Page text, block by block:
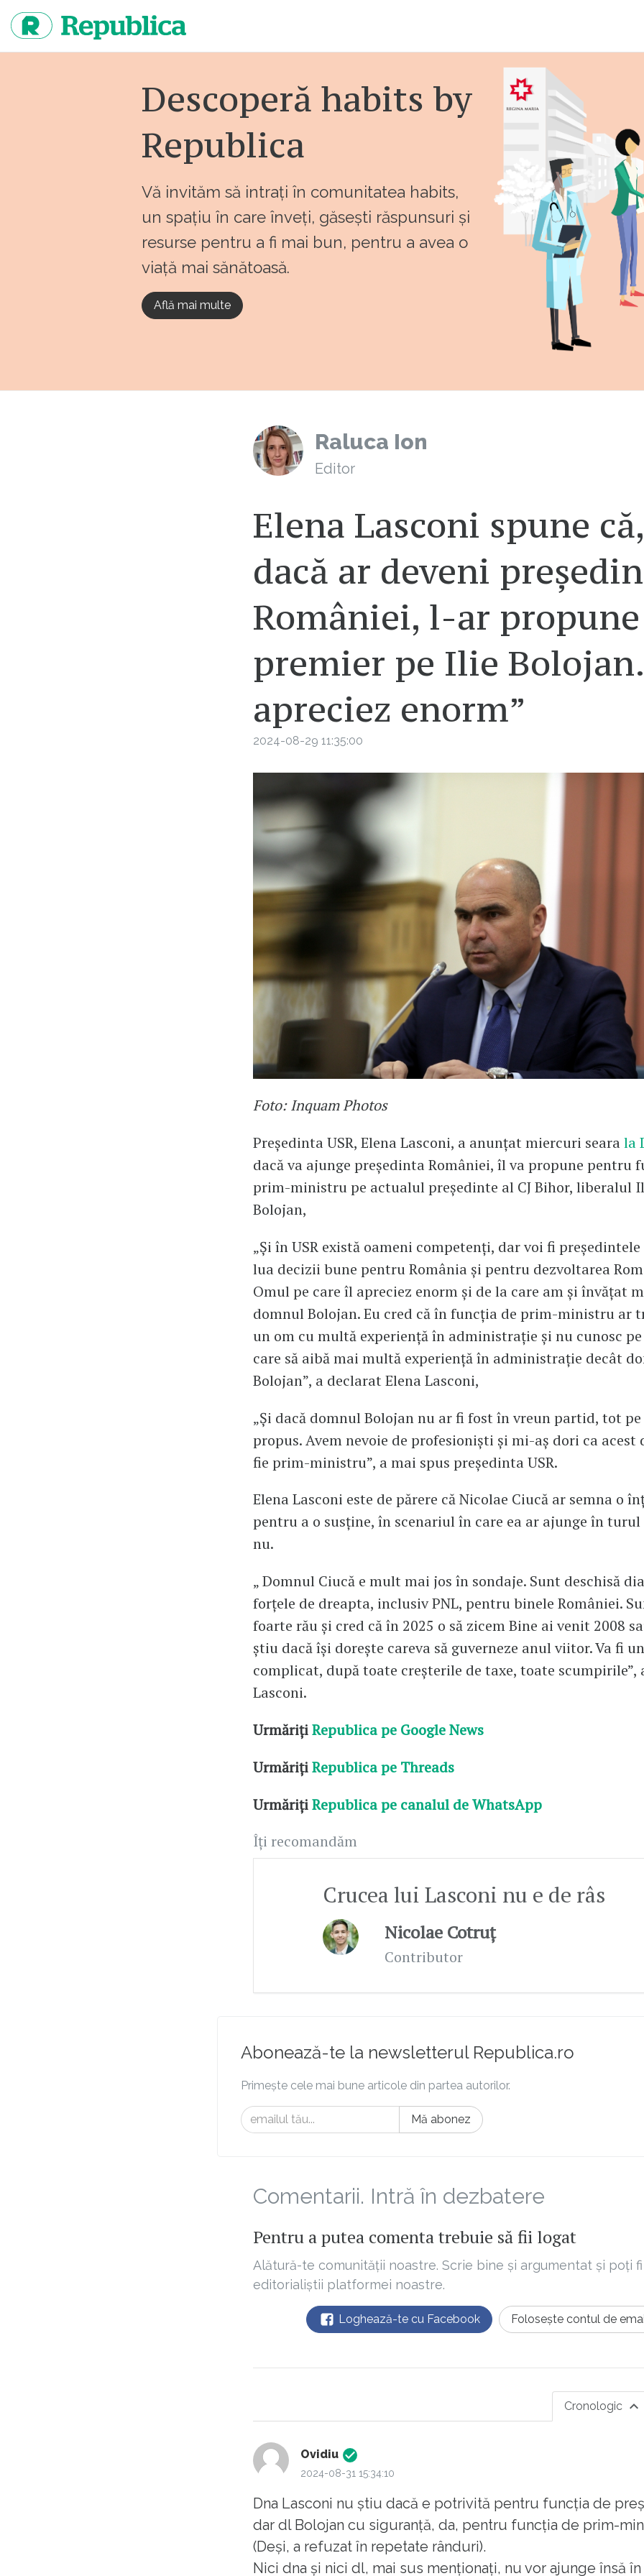
continut
Descoperă habits by
Republica
Vă invităm să intrați în comunitatea habits,
un spațiu în care înveți, găsești răspunsuri și
resurse pentru a fi mai bun, pentru a avea o
viață mai sănătoasă.
Află mai multe
Raluca Ion
Editor
Elena Lasconi spune că,
dacă ar deveni
României, l-ar propune
premier pe Ilie
apreciez enorm”
2024-08-29 11:35:00
Foto: Inquam Photos
Președinta USR, Elena Lasconi, a anunțat miercuri searala
dacă va ajunge președinta României, îl va propune pentru
prim-ministru pe actualul președinte al CJ Bihor, liberalul
Bolojan,
„Și în USR există oameni competenți, dar voi fi președintele
lua decizii bune pentru România și pentru dezvoltarea
Omul pe care îl apreciez enorm și de la care am și învățat
domnul Bolojan. Eu cred că în funcția de prim-ministru ar
un om cu multă experiență în administrație și nu cunosc
care să aibă mai multă experiență în administrație decât
Bolojan”, a declarat Elena Lasconi,
„Și dacă domnul Bolojan nu ar fi fost în vreun partid, tot
propus. Avem nevoie de profesioniști și mi-aș dori ca acest
fie prim-ministru”, a mai spus președinta USR.
Elena Lasconi este de părere că Nicolae Ciucă ar semna o
pentru a o susține, în scenariul în care ea ar ajunge în
nu.
„ Domnul Ciucă e mult mai jos în sondaje. Sunt deschisă
forțele de dreapta, inclusiv PNL, pentru binele României.
foarte rău și cred că în 2025 o să zicem Bine ai venit 2008
știu dacă își dorește careva să guverneze anul viitor. Va fi
complicat, după toate creșterile de taxe, toate scumpirile”,
Lasconi.
UrmărițiRepublica pe Google News
UrmărițiRepublica pe Threads
UrmărițiRepublica pe canalul de WhatsApp
Îți recomandăm
Crucea lui Lasconi nu e de râs
Nicolae Cotruț
Contributor
Abonează-te la newsletterul Republica.ro
Primește cele mai bune articole din partea autorilor.
Mă abonez
Comentarii. Intră în dezbatere
Pentru a putea comenta trebuie să fii logat
Alătură-te comunității noastre. Scrie bine și argumentat și poți
editorialiștii platformei noastre.
Loghează-te cu Facebook Folosește contul de
Cronologic
Ovidiu
2024-08-31 15:34:10
Dna Lasconi nu știu dacă e potrivită pentru funcția de
dar dl Bolojan cu siguranță, da, pentru funcția de prim-
(Deși, a refuzat în repetate rânduri).
Nici dna și nici dl, mai sus menționați, nu vor ajunge însă